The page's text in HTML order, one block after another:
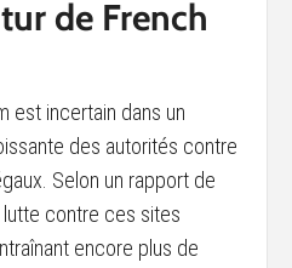
de French
est incertain dans un
des autorités contre
Selon un rapport de
lutte contre ces sites
encore plus de